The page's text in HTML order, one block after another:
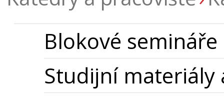
Blokové semináře
Studijní materiály